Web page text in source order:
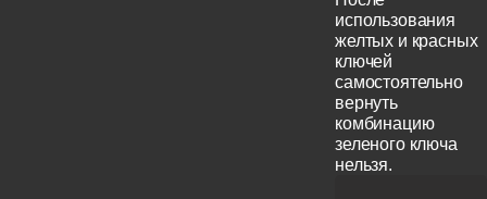
использования
желтых и красных
ключей
самостоятельно
вернуть
комбинацию
зеленого ключа
нельзя.